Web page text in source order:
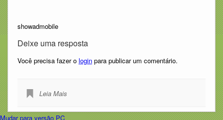
showadmobile
Deixe uma resposta
Você precisa fazer o loginpara publicar um comentário.
Leia Mais
Mudar para versão PC